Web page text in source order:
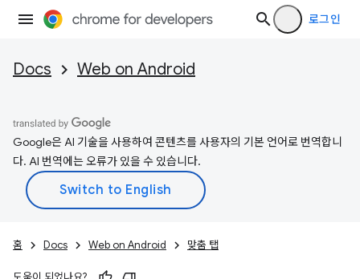
로그인
Docs Web on Android
Google은 AI 기술을 사용하여 콘텐츠를 사용자의 기본 언어로 번역합니
다. AI 번역에는 오류가 있을 수 있습니다.
홈 Docs Web on Android 맞춤 탭